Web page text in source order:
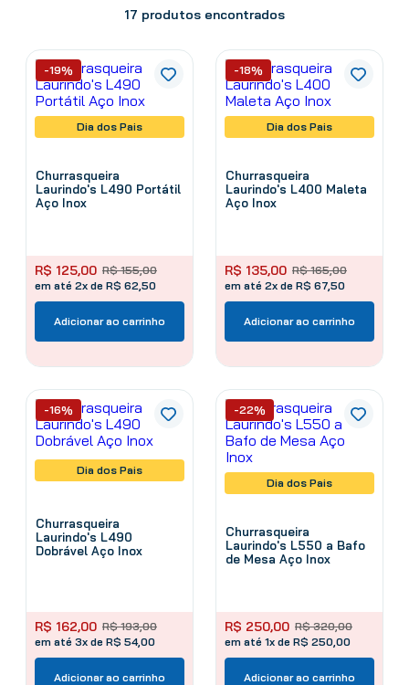
17 produtos
Dia dos Pais
Churrasqueira
Laurindo's L490 Portátil
Aço Inox
R$ 155,00
R$ 125,00
em até 2x de R$ 62,50
-19%
Adicionar ao carrinho
Dia dos Pais
Churrasqueira
Laurindo's L400 Maleta
Aço Inox
R$ 165,00
R$ 135,00
em até 2x de R$ 67,50
-18%
Adicionar ao carrinho
Dia dos Pais
Churrasqueira
Laurindo's L490
Dobrável Aço Inox
R$ 193,00
R$ 162,00
em até 3x de R$ 54,00
-16%
Adicionar ao carrinho
Dia dos Pais
Churrasqueira
Laurindo's L550 a Bafo
de Mesa Aço Inox
R$ 320,00
R$ 250,00
em até 1x de R$ 250,00
-22%
Adicionar ao carrinho